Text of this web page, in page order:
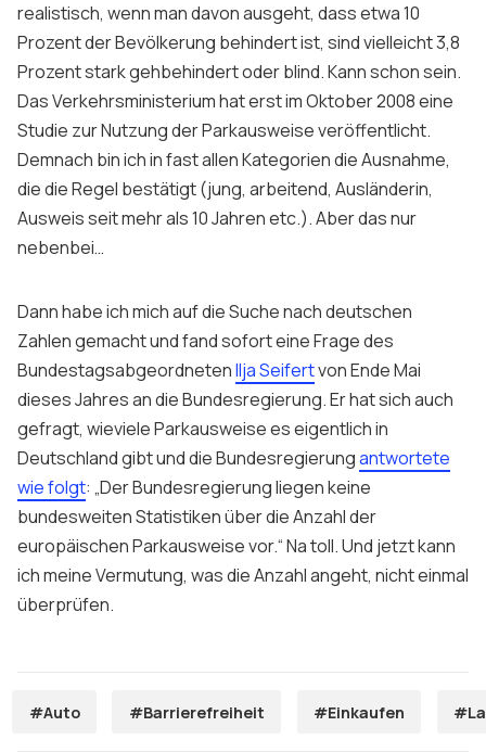
realistisch, wenn man davon ausgeht, dass etwa 10
Prozent der Bevölkerung behindert ist, sind vielleicht 3,8
Prozent stark gehbehindert oder blind. Kann schon sein.
Das Verkehrsministerium hat erst im Oktober 2008 eine
Studie zur Nutzung der Parkausweise veröffentlicht.
Demnach bin ich in fast allen Kategorien die Ausnahme,
die die Regel bestätigt (jung, arbeitend, Ausländerin,
Ausweis seit mehr als 10 Jahren etc.). Aber das nur
nebenbei…
Dann habe ich mich auf die Suche nach deutschen
Zahlen gemacht und fand sofort eine Frage des
BundestagsabgeordnetenIlja Seifertvon Ende Mai
dieses Jahres an die Bundesregierung. Er hat sich auch
gefragt, wieviele Parkausweise es eigentlich in
Deutschland gibt und die Bundesregierungantwortete
wie folgt: „Der Bundesregierung liegen keine
bundesweiten Statistiken über die Anzahl der
europäischen Parkausweise vor.“ Na toll. Und jetzt kann
ich meine Vermutung, was die Anzahl angeht, nicht einmal
überprüfen.
#Auto #Barrierefreiheit #Einkaufen